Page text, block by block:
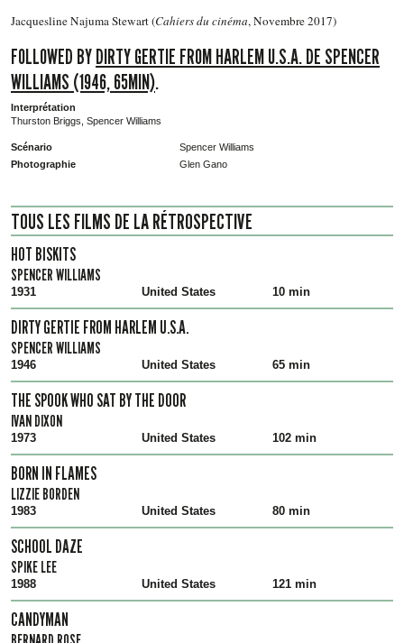
Jacquesline Najuma Stewart (Cahiers du cinéma, Novembre 2017)
FOLLOWED BYDIRTY GERTIE FROM HARLEM U.S.A. DE SPENCER
WILLIAMS (1946, 65MIN).
Interprétation
Thurston Briggs, Spencer Williams
Scénario
Spencer Williams
Photographie
Glen Gano
TOUS LES FILMS DE LA RÉTROSPECTIVE
HOT BISKITS
SPENCER WILLIAMS
1931 United States 10 min
DIRTY GERTIE FROM HARLEM U.S.A.
SPENCER WILLIAMS
1946 United States 65 min
THE SPOOK WHO SAT BY THE DOOR
IVAN DIXON
1973 United States 102 min
BORN IN FLAMES
LIZZIE BORDEN
1983 United States 80 min
SCHOOL DAZE
SPIKE LEE
1988 United States 121 min
CANDYMAN